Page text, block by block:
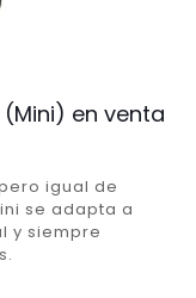
en venta
igual de
se adapta a
y siempre